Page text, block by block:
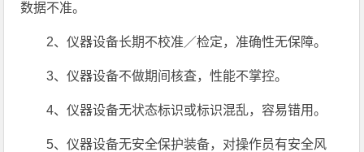
数据不准。
2、仪器设备长期不校准／检定，准确性无保障。
3、仪器设备不做期间核査，性能不掌控。
4、仪器设备无状态标识或标识混乱，容易错用。
5、仪器设备无安全保护装备，对操作员有安全风